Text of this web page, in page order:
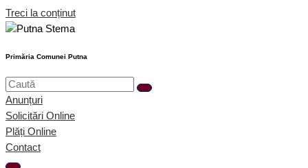
Treci la conținut
Primăria Comunei Putna
Anunțuri
Solicitări Online
Plăți Online
Contact